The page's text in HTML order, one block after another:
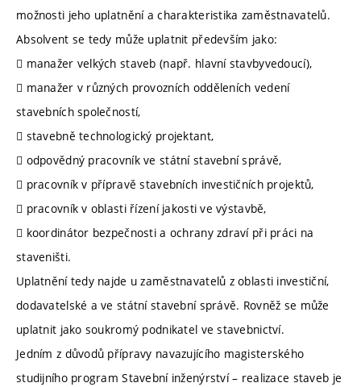
možnosti jeho uplatnění a charakteristika zaměstnavatelů.
Absolvent se tedy může uplatnit především jako:
 manažer velkých staveb (např. hlavní stavbyvedoucí),
 manažer v různých provozních odděleních vedení
stavebních společností,
 stavebně technologický projektant,
 odpovědný pracovník ve státní stavební správě,
 pracovník v přípravě stavebních investičních projektů,
 pracovník v oblasti řízení jakosti ve výstavbě,
 koordinátor bezpečnosti a ochrany zdraví při práci na
staveništi.
Uplatnění tedy najde u zaměstnavatelů z oblasti investiční,
dodavatelské a ve státní stavební správě. Rovněž se může
uplatnit jako soukromý podnikatel ve stavebnictví.
Jedním z důvodů přípravy navazujícího magisterského
studijního program Stavební inženýrství – realizace staveb je